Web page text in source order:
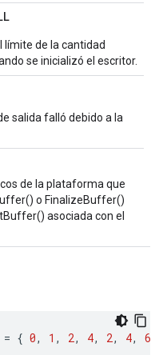
límite de la cantidad
se inicializó el escritor.
salida falló debido a la
de la plataforma que
o FinalizeBuffer()
asociada con el
= { 0, 1 , 2, 4, 2, 4, 6